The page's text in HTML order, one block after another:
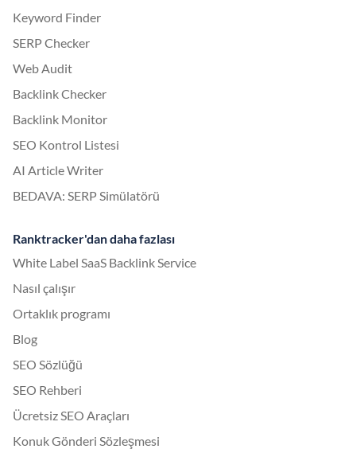
Keyword Finder
SERP Checker
Web Audit
Backlink Checker
Backlink Monitor
SEO Kontrol Listesi
AI Article Writer
BEDAVA: SERP Simülatörü
Ranktracker'dan daha fazlası
White Label SaaS Backlink Service
Nasıl çalışır
Ortaklık programı
Blog
SEO Sözlüğü
SEO Rehberi
Ücretsiz SEO Araçları
Konuk Gönderi Sözleşmesi